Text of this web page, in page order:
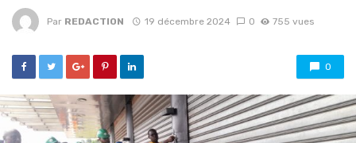
Par REDACTION 19 décembre 2024 0 755 vues
0